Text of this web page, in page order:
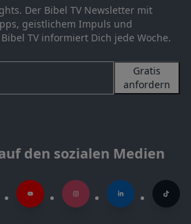
Der Bibel TV Newsletter mit
geistlichem Impuls und
TV informiert Dich jede Woche.
Gratis
anfordern
den sozialen Medien